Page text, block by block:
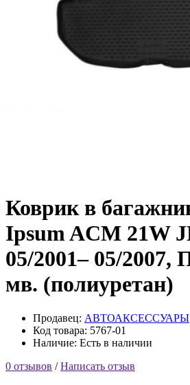
Коврик в
Ipsum ACM 21W
05/2001– 05/2007,
мв. (полиуретан)
Продавец: АВТОАКСЕССУАРЫ
Код товара: 5767-01
Наличие: Есть в наличии
0 отзывов /Написать отзыв